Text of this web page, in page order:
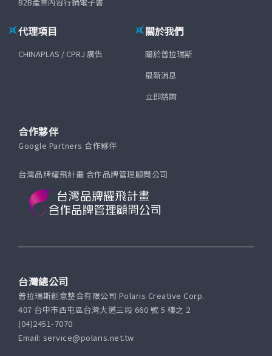
代理項目
CHINAPLAS / CPRJ 廣告
關於我們
關於普拉瑞斯
最新消息
立即諮詢
合作夥伴
Google Partners 合作夥伴
台灣品牌耀飛計畫 合作品牌管理顧問公司
台灣總公司
普拉瑞斯創意整合有限公司 Polaris Creative Corp.
407 台中市西屯區台灣大道三段 660 號 5 樓之 2
(04)2451-7070
Email: service@polaris.net.tw